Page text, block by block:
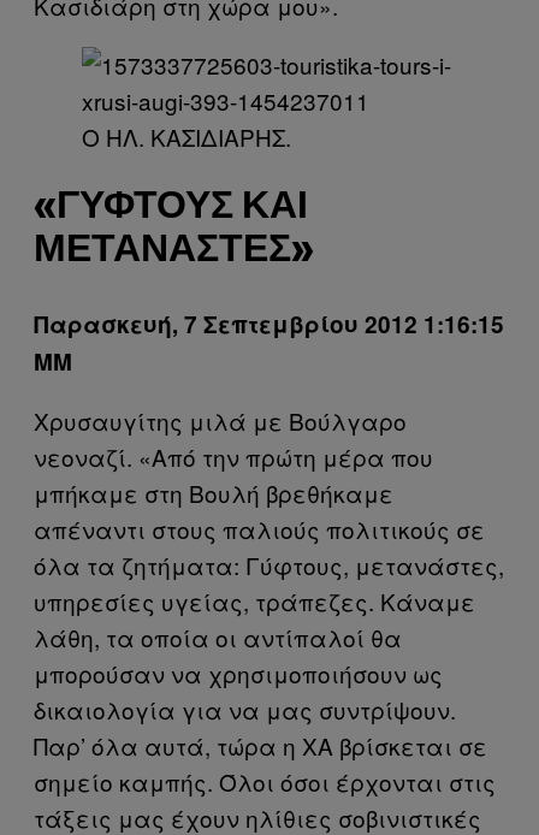
Ο ΗΛ. ΚΑΣΙΔΙΑΡΗΣ.
«ΓΎΦΤΟΥΣ ΚΑΙ
ΜΕΤΑΝΆΣΤΕΣ»
Παρασκευή, 7 Σεπτεμβρίου 2012 1:16:15
ΜΜ
Χρυσαυγίτης μιλά με Βούλγαρο
νεοναζί. «Από την πρώτη μέρα που
μπήκαμε στη Βουλή βρεθήκαμε
απέναντι στους παλιούς πολιτικούς σε
όλα τα ζητήματα: Γύφτους, μετανάστες,
υπηρεσίες υγείας, τράπεζες. Κάναμε
λάθη, τα οποία οι αντίπαλοί θα
μπορούσαν να χρησιμοποιήσουν ως
δικαιολογία για να μας συντρίψουν.
Παρ’ όλα αυτά, τώρα η ΧΑ βρίσκεται σε
σημείο καμπής. Όλοι όσοι έρχονται στις
τάξεις μας έχουν ηλίθιες σοβινιστικές